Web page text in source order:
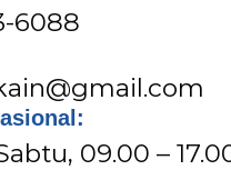
6088
09.00 –